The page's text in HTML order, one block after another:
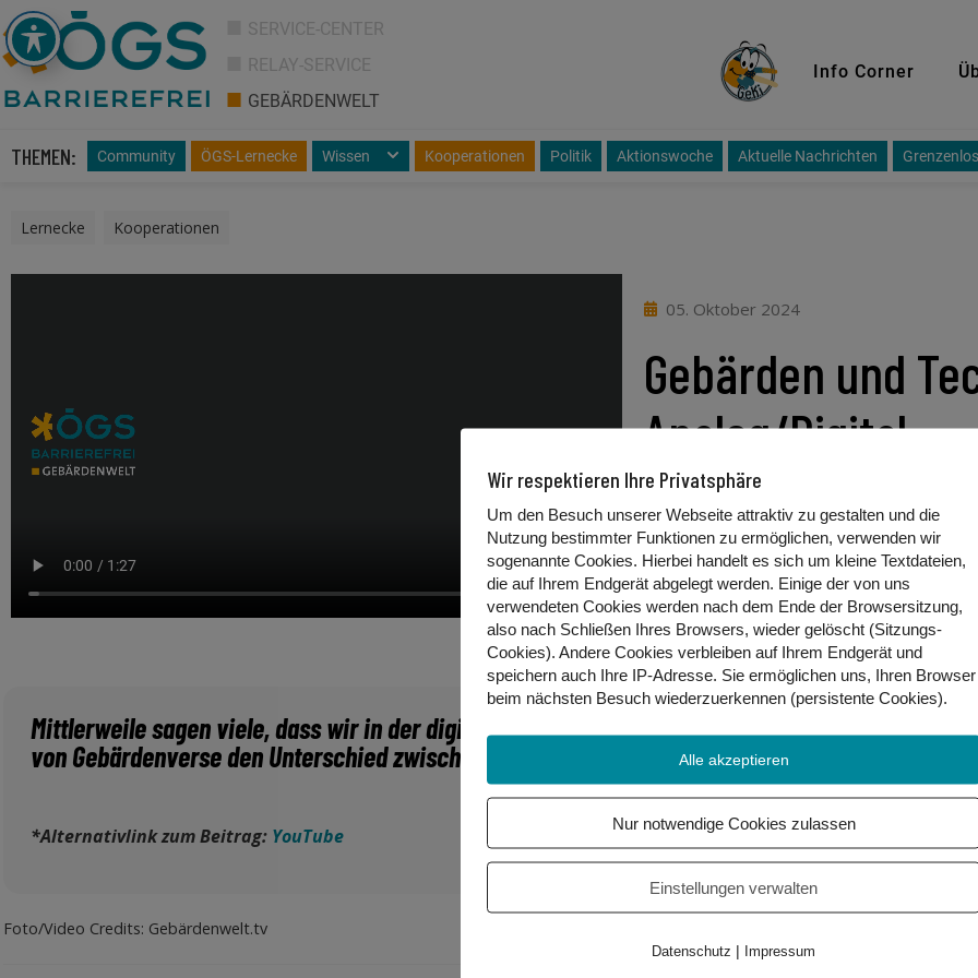
SERVICE-CENTER
RELAY-SERVICE
GEBÄRDENWELT
GeKi Info Corner
THEMEN: Community ÖGS-Lernecke Wissen Kooperationen Politik Aktionswoche Aktuelle Nachrichten
Lernecke Kooperationen
05. Oktober 2024
Gebärden und
Analog/Digital
Mittlerweile sagen viele, dass wir in der digitalen Welt leben. Aber was soll das bitte bedeuten?
von Gebärdenverse den Unterschied zwischen digital und analog und bringt uns die Gebärden
*Alternativlink zum Beitrag: YouTube
Foto/Video Credits: Gebärdenwelt.tv
Wir respektieren Ihre Privatsphäre
Um den Besuch unserer Webseite attraktiv zu gestalten und die
Nutzung bestimmter Funktionen zu ermöglichen, verwenden wir
sogenannte Cookies. Hierbei handelt es sich um kleine Textdateien,
die auf Ihrem Endgerät abgelegt werden. Einige der von uns
verwendeten Cookies werden nach dem Ende der Browsersitzung,
also nach Schließen Ihres Browsers, wieder gelöscht (Sitzungs-
Cookies). Andere Cookies verbleiben auf Ihrem Endgerät und
speichern auch Ihre IP-Adresse. Sie ermöglichen uns, Ihren Browser
beim nächsten Besuch wiederzuerkennen (persistente Cookies)
Alle akzeptieren
Nur notwendige Cookies zulassen
Einstellungen verwalten
Datenschutz | Impressum